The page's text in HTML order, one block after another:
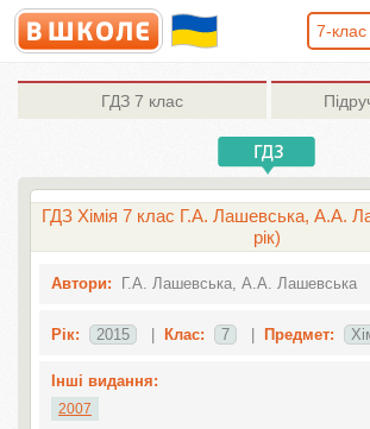
7-клас
ГДЗ 7 клас
ГДЗ Хімія 7 клас Г.А. Лашевська, А.А.
рік)
Автори: Г.А. Лашевська, А.А. Лашевська
Рік: 2015 Клас: 7 Предмет:
Інші видання:
2007